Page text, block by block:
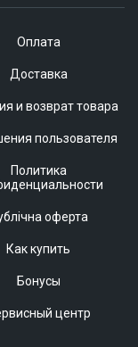
Оплата
Доставка
и возврат товара
пользователя
Политика
оферта
Как купить
Бонусы
центр